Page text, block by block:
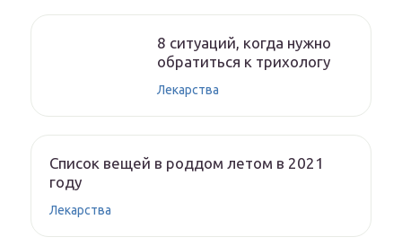
8 ситуаций, когда нужно
обратиться к трихологу
Лекарства
Список вещей в роддом летом в 2021
году
Лекарства